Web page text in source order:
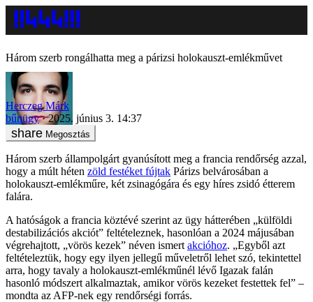
Három szerb rongálhatta meg a párizsi holokauszt-emlékművet
Herczeg Márk
bűnügy
2025. június 3. 14:37
Megosztás
Három szerb állampolgárt gyanúsított meg a francia rendőrség azzal,
hogy a múlt héten zöld festéket fújtak Párizs belvárosában a
holokauszt-emlékműre, két zsinagógára és egy híres zsidó étterem
falára.
A hatóságok a francia köztévé szerint az ügy hátterében „külföldi
destabilizációs akciót” feltételeznek, hasonlóan a 2024 májusában
végrehajtott, „vörös kezek” néven ismert akcióhoz. „Egyből azt
feltételeztük, hogy egy ilyen jellegű műveletről lehet szó, tekintettel
arra, hogy tavaly a holokauszt-emlékműnél lévő Igazak falán
hasonló módszert alkalmaztak, amikor vörös kezeket festettek fel” –
mondta az AFP-nek egy rendőrségi forrás.